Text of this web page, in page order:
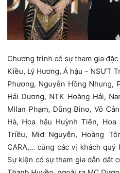
Chương trình có sự tham gia
Kiều, Lý Hương, Á hậu – NSƯT
Phương, Nguyễn Hồng Nhung,
Hải Dương, NTK Hoàng Hải,
Milan Phạm, Dũng Bino, Võ
Hà, Hoa hậu Huỳnh Tiên,
Triều, Mid Nguyễn, Hoàng
CARA,… cùng các vị khách quý
Sự kiện có sự tham gia dẫn dắt